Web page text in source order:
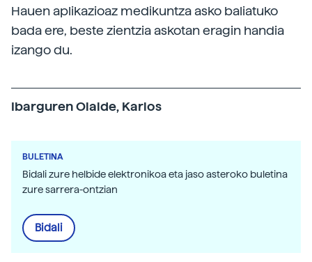
Hauen aplikazioaz medikuntza asko baliatuko
bada ere, beste zientzia askotan eragin handia
izango du.
Ibarguren Olalde, Karlos
BULETINA
Bidali zure helbide elektronikoa eta jaso asteroko buletina
zure sarrera-ontzian
Bidali